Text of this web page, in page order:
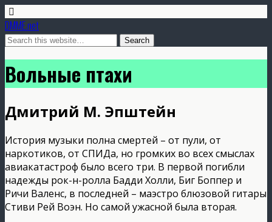
DMME.net
Вольные птахи
Дмитрий М. Эпштейн
История музыки полна смертей – от пули, от
наркотиков, от СПИДа, но громких во всех смыслах
авиакатастроф было всего три. В первой погибли
надежды рок-н-ролла Бадди Холли, Биг Боппер и
Ричи Валенс, в последней – маэстро блюзовой гитары
Стиви Рей Воэн. Но самой ужасной была вторая.